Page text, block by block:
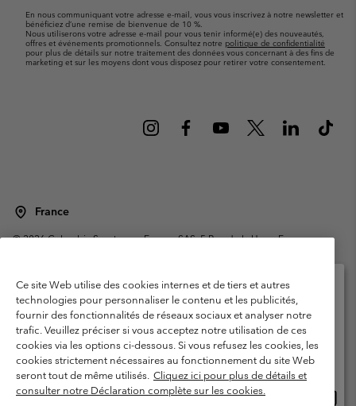
En nous communiquant votre adresse e-mail, vous vous inscrivez à notre newsletter et
bénéficiez d’une remise de bienvenue de 10 %.
Nous utiliserons votre adresse e-mail pour vous tenir informé(e) des nouveautés,
offres et événements promotionnels. Consultez notre politique de confidentialité
pour plus de détails sur notre traitement des données vous concernant à des fins de
marketing et sur les moyens dont vous disposez pour retirer votre consentement.
France
©2026Columbia Sportswear Europe SAS. 5 Rue de la Haye, Espace
Garanties Légales
Politique de confidentialité
Conditions d'utilisation - Membres
Conditions D'utilisation - Contenu généré par l'utilisateur
Impressum
Cookies
Public CBCR
Ce site Web utilise des cookies internes et de tiers et autres
technologies pour personnaliser le contenu et les publicités,
fournir des fonctionnalités de réseaux sociaux et analyser notre
trafic. Veuillez préciser si vous acceptez notre utilisation de ces
cookies via les options ci-dessous. Si vous refusez les cookies, les
cookies strictement nécessaires au fonctionnement du site Web
seront tout de même utilisés. Cliquez ici pour plus de détails et
consulter notre Déclaration complète sur les cookies.
Veuillez sélectionner votre pays d’expédition et
votre langue
Achats en ligne disponibles
United States